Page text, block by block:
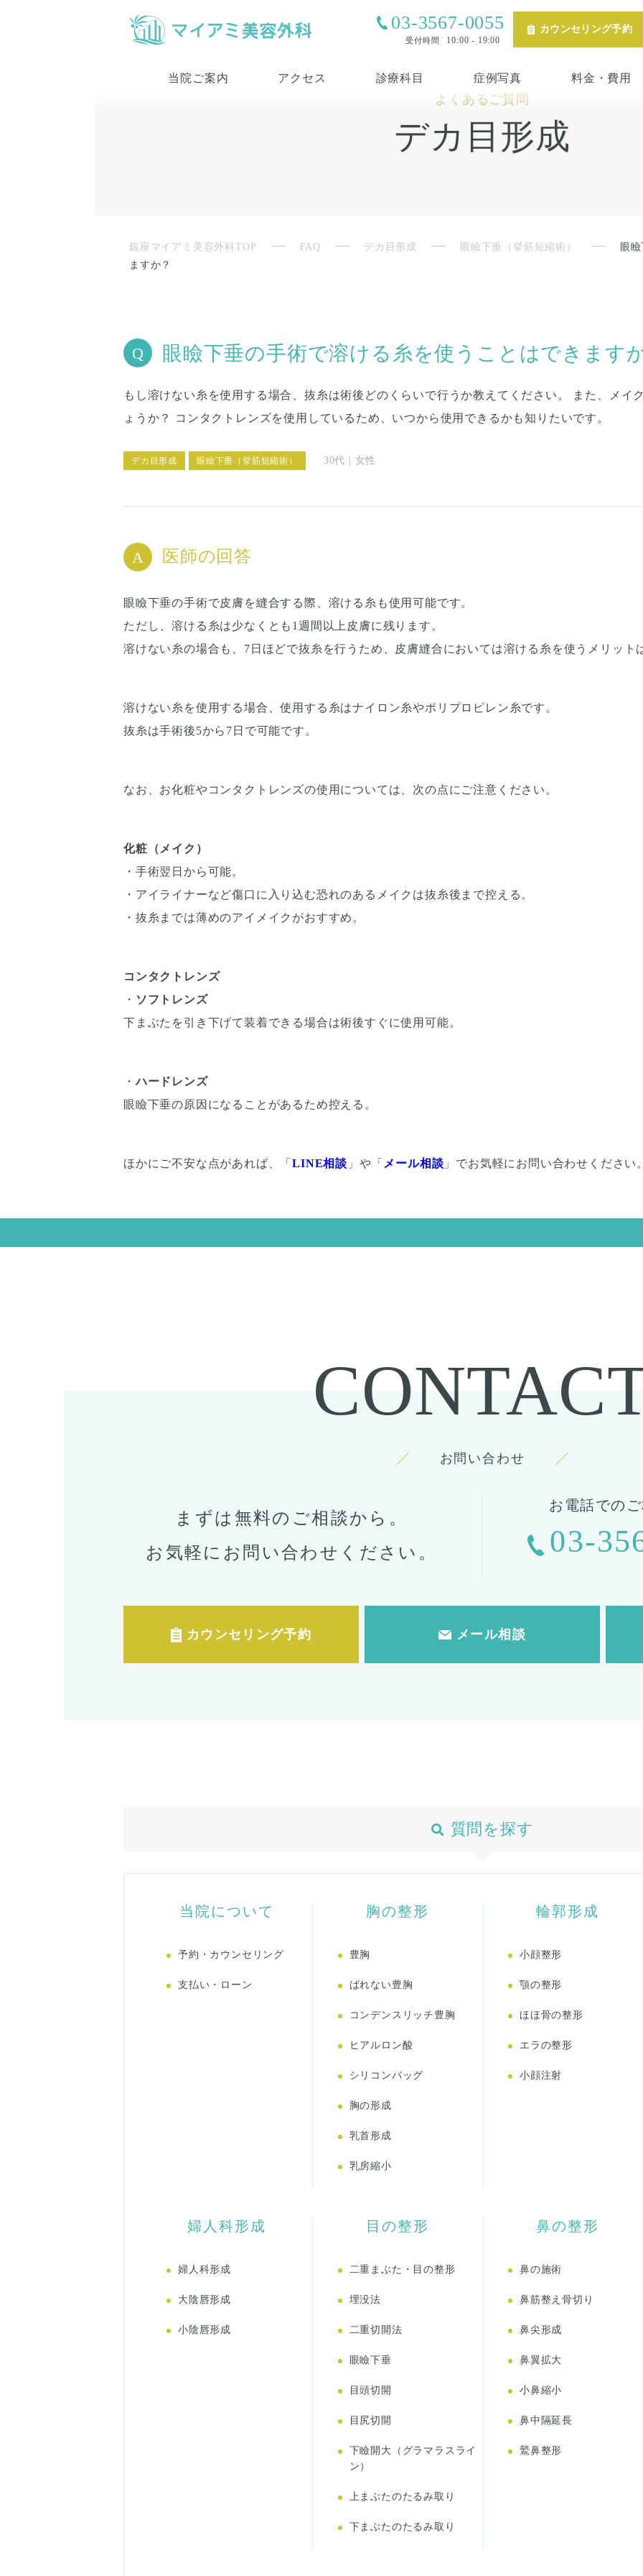
03-3567-0055
受付時間 10:00 - 19:00
カウンセリング予約
当院ご案内 アクセス 診療科目 症例写真 料金・費用
よくあるご質問
デカ目形成
銀座マイアミ美容外科TOP FAQ デカ目形成 眼瞼下垂（挙筋短縮術）
眼
ますか？
眼瞼下垂の手術で溶ける糸を使うことはできます
もし溶けない糸を使用する場合、抜糸は術後どのくらいで行うか教えてください。 また、メイ
ょうか？ コンタクトレンズを使用しているため、いつから使用できるかも知りたいです。
デカ目形成 眼瞼下垂（挙筋短縮術） 30代 | 女性
医師の回答
眼瞼下垂の手術で皮膚を縫合する際、溶ける糸も使用可能です。
ただし、溶ける糸は少なくとも1週間以上皮膚に残ります。
溶けない糸の場合も、7日ほどで抜糸を行うため、皮膚縫合においては溶ける糸を使うメリット
溶けない糸を使用する場合、使用する糸はナイロン糸やポリプロピレン糸です。
抜糸は手術後5から7日で可能です。
なお、お化粧やコンタクトレンズの使用については、次の点にご注意ください。
化粧（メイク）
・手術翌日から可能。
・アイライナーなど傷口に入り込む恐れのあるメイクは抜糸後まで控える。
・抜糸までは薄めのアイメイクがおすすめ。
コンタクトレンズ
・ ソフトレンズ
下まぶたを引き下げて装着できる場合は術後すぐに使用可能。
・ハードレンズ
眼瞼下垂の原因になることがあるため控える。
ほかにご不安な点があれば、「LINE相談 」や「 メール相談 」でお気軽にお問い合わせください。
お問い合わせ
まずは無料のご相談から。
お気軽にお問い合わせください。
お電話での
03-
カウンセリング予約 メール相談
質問を探す
当院について
予約・カウンセリング
支払い・ローン
胸の整形
豊胸
ばれない豊胸
コンデンスリッチ豊胸
ヒアルロン酸
シリコンバッグ
胸の形成
乳首形成
乳房縮小
輪郭形成
小顔整形
顎の整形
ほほ骨の整形
エラの整形
小顔注射
婦人科形成
婦人科形成
大陰唇形成
小陰唇形成
目の整形
二重まぶた・目の整形
埋没法
二重切開法
眼瞼下垂
目頭切開
目尻切開
下瞼開大（グラマラスライ
ン）
上まぶたのたるみ取り
下まぶたのたるみ取り
鼻の整形
鼻の施術
鼻筋整え骨切り
鼻尖形成
鼻翼拡大
小鼻縮小
鼻中隔延長
鷲鼻整形